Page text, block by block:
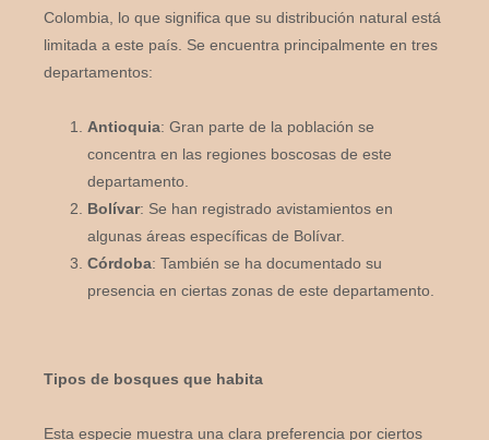
Colombia, lo que significa que su distribución natural está
limitada a este país. Se encuentra principalmente en tres
departamentos:
Antioquia: Gran parte de la población se
concentra en las regiones boscosas de este
departamento.
Bolívar: Se han registrado avistamientos en
algunas áreas específicas de Bolívar.
Córdoba: También se ha documentado su
presencia en ciertas zonas de este departamento.
Tipos de bosques que habita
Esta especie muestra una clara preferencia por ciertos